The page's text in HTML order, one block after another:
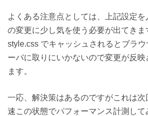
よくある注意点としては、上記設定
の変更に少し気を使う必要が出てきま
style.css でキャッシュされるとブラ
ーバに取りにいかないので変更が反映
ます。
一応、解決策はあるのですがこれは
速この状態でパフォーマンス計測して